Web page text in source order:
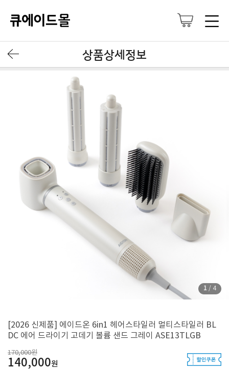
상품상세정보
1 / 4
[2026 신제품] 에이드온 6in1 헤어스타일러 멀티스타일러 BL
DC 에어 드라이기 고데기 볼륨 샌드 그레이 ASE13TLGB
170,000원
140,000원